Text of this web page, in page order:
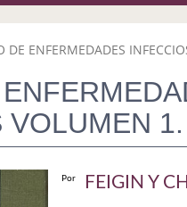
DE ENFERMEDADES
VOLUMEN 1.
Por FEIGIN Y